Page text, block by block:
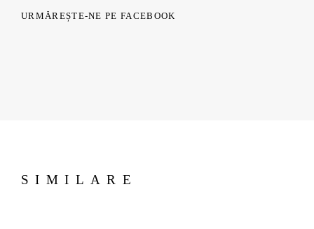
URMĂREȘTE-NE PE FACEBOOK
SIMILARE